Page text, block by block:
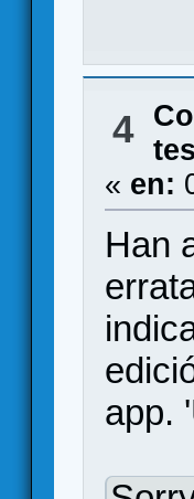
4
« en:
Han
app.